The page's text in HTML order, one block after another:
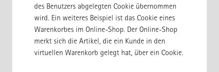
des Benutzers abgelegten Cookie übernommen
wird. Ein weiteres Beispiel ist das Cookie eines
Warenkorbes im Online-Shop. Der Online-Shop
merkt sich die Artikel, die ein Kunde in den
virtuellen Warenkorb gelegt hat, über ein Cookie.